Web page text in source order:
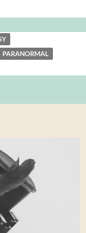
PARANORMAL